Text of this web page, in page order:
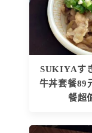
SUKIYAす
牛丼套餐89
餐超